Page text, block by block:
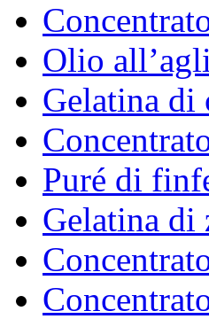
Olio
Gelatina
Puré di
Gelatina